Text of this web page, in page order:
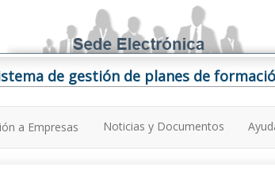
de gestión de planes de
a Empresas Noticias y Documentos